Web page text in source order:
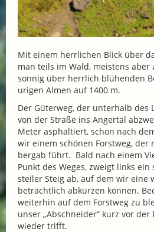
Mit einem herrlichen Blick über
man teils im Wald, meistens aber
sonnig über herrlich blühenden
urigen Almen auf 1400 m.
Der Güterweg, der unterhalb des
von der Straße ins Angertal
Meter asphaltiert, schon nach
wir einem schönen Forstweg, der
bergab führt. Bald nach einem
Punkt des Weges, zweigt links
steiler Steig ab, auf dem wir eine
beträchtlich abkürzen können.
weiterhin auf dem Forstweg zu
unser „Abschneider“ kurz vor der
wieder trifft.